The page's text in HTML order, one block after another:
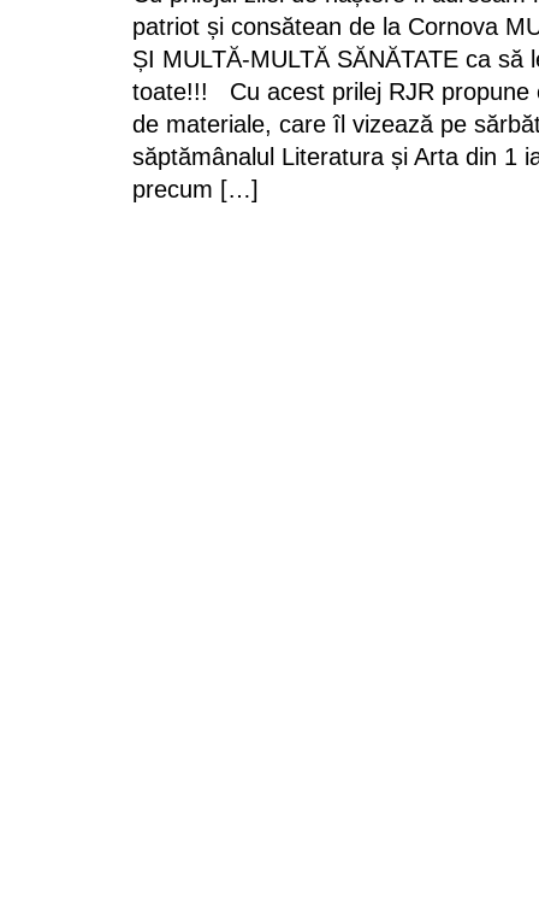
patriot și consătean de la Cornova
ȘI MULTĂ-MULTĂ SĂNĂTATE ca să
toate!!! Cu acest prilej RJR propune
de materiale, care îl vizează pe
săptămânalul Literatura și Arta din 1
precum […]